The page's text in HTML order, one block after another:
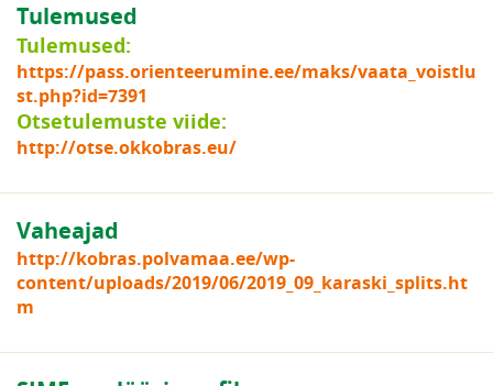
Tulemused
Tulemused:
https://pass.orienteerumine.ee/maks/vaata_voistlu
st.php?id=7391
Otsetulemuste viide:
http://otse.okkobras.eu/
Vaheajad
http://kobras.polvamaa.ee/wp-
content/uploads/2019/06/2019_09_karaski_splits.ht
m